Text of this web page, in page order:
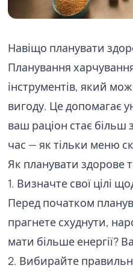
Навіщо планувати
Планування
інструментів, який
вигоду. Це допомагає
ваш раціон стає
час — як тільки меню
Як планувати здорове
1. Визначте свої цілі
Перед початком
прагнете схуднути,
мати більше енергії?
2. Вибирайте